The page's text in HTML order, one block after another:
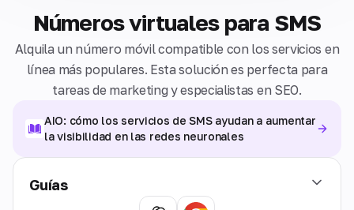
Números virtuales para SMS
Alquila un número móvil compatible con los servicios en
línea más populares. Esta solución es perfecta para
tareas de marketing y especialistas en SEO.
AIO: cómo los servicios de SMS ayudan a aumentar
la visibilidad en las redes neuronales
Guías